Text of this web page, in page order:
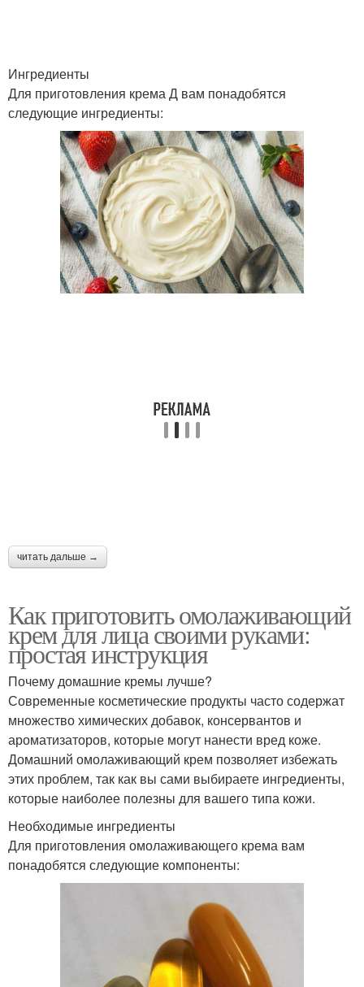
Крем на лицо Ингредиенты для крема
Лица в домашних
условиях
Домашние аналоги
Крем перед
Крем от морщин
Ингредиенты для
домашнего крема
Масла в домашнем
Крем с магазинными
аналогами
Простой крем
Витаминный крем
Крем с маслом
Ингредиенты
Для приготовления крема Д вам понадобятся
следующие ингредиенты:
читать дальше →
Как приготовить омолаживающий
крем для лица своими руками:
простая инструкция
Почему домашние кремы лучше?
Современные косметические продукты часто содержат
множество химических добавок, консервантов и
ароматизаторов, которые могут нанести вред коже.
Домашний омолаживающий крем позволяет избежать
этих проблем, так как вы сами выбираете ингредиенты,
которые наиболее полезны для вашего типа кожи.
Необходимые ингредиенты
Для приготовления омолаживающего крема вам
понадобятся следующие компоненты: